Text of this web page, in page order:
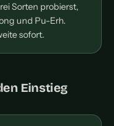
Sorten probierst,
und Pu-Erh.
sofort.
Einstieg